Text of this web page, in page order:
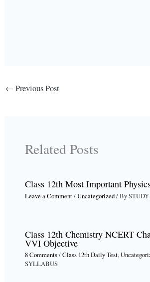
← Previous Post
Related Posts
Class 12th Most Important
Leave a Comment/Uncategorized/ By
Class 12th Chemistry NCERT
VVI Objective
8 Comments/Class 12th Daily Test,
SYLLABUS